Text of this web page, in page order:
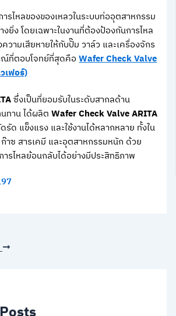
รไหลของของเหลวในระบบท่ออุตสาหกรรม
ยิ่ง โดยเฉพาะในงานที่ต้องป้องกันการไหล
วามเสียหายให้กับปั๊ม วาล์ว และเครื่องจักร
ณ์ที่ตอบโจทย์ที่สุดคือWafer Check Valve
เฟอร์)
ซึ่งเป็นที่ยอมรับในระดับสากลด้าน
ทาน ได้ผลิตWafer Check Valve ARITA
รัด แข็งแรง และใช้งานได้หลากหลาย ทั้งใน
ก๊าซ สารเคมี และอุตสาหกรรมหนัก ด้วย
ไหลย้อนกลับได้อย่างมีประสิทธิภาพ